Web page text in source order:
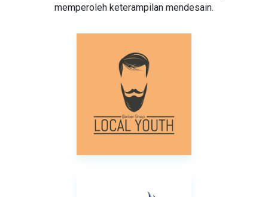
memperoleh keterampilan mendesain.